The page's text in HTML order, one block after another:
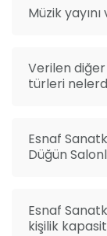
Müzik
Verilen
türleri
Esnaf
Düğün
Esnaf
kişilik